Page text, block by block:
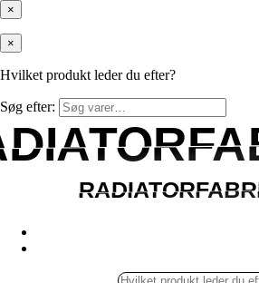
×
×
Hvilket produkt leder du efter?
Søg efter: